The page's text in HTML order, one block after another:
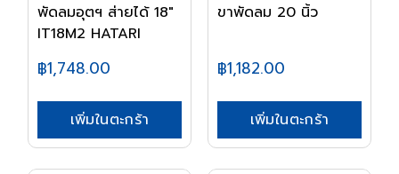
พัดลมอุตฯ ส่ายได้ 18"
IT18M2 HATARI
฿1,748.00
เพิ่มในตะกร้า
ขาพัดลม 20 นิ้ว
฿1,182.00
เพิ่มในตะกร้า